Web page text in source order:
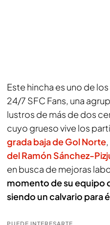
Este hincha es uno de
24/7 SFC Fans, una
lustros de más de dos
cuyo grueso vive los
grada baja de Gol Norte
del Ramón Sánchez-
en busca de mejoras
momento de su equipo
siendo un calvario para